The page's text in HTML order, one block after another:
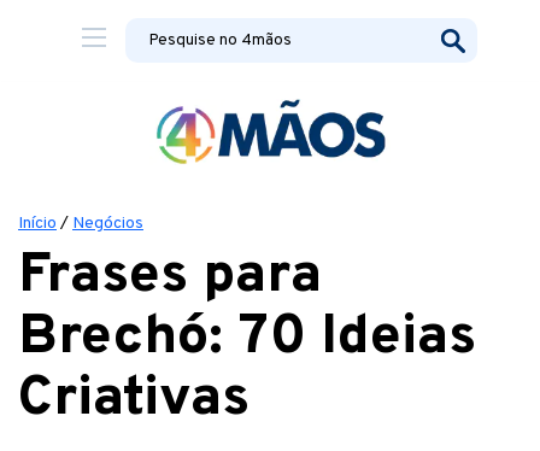
Início / Negócios
Frases para
Brechó: 70 Ideias
Criativas